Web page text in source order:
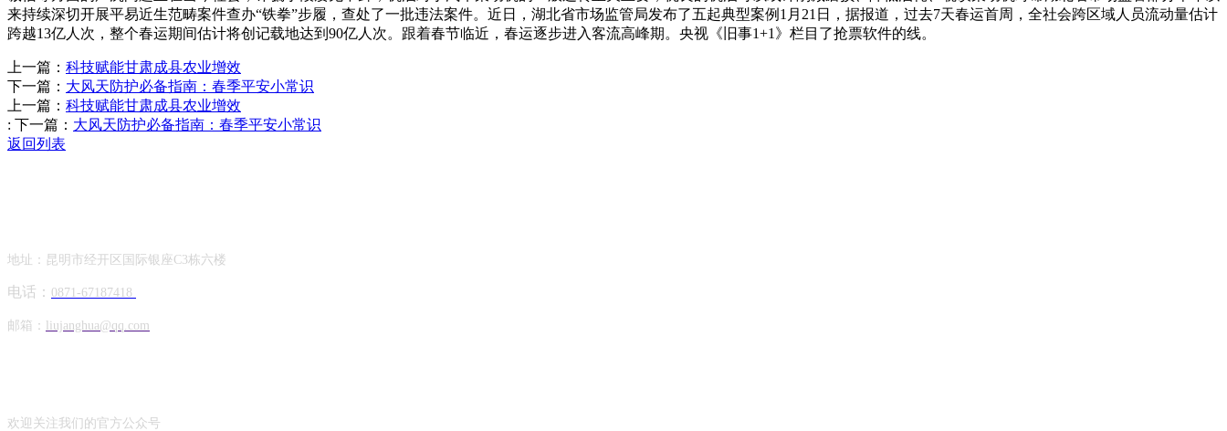
来持续深切开展平易近生范畴案件查办“铁拳”步履，查处了一批违法案件。近日，湖北省市场监管局发布了五起典型案例1月21日，据报道，过去7天春运首周，全社会跨区域人员流动量估计
跨越13亿人次，整个春运期间估计将创记载地达到90亿人次。跟着春节临近，春运逐步进入客流高峰期。央视《旧事1+1》栏目了抢票软件的线。
上一篇： 科技赋能甘肃成县农业增效
下一篇： 大风天防护必备指南：春季平安小常识
上一篇： 科技赋能甘肃成县农业增效
: 下一篇： 大风天防护必备指南：春季平安小常识
返回列表
地址：昆明市经开区国际银座C3栋六楼
电话： 0871-67187418
邮箱： liujanghua@qq.com
欢迎关注我们的官方公众号